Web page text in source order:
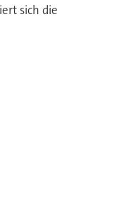
sich die